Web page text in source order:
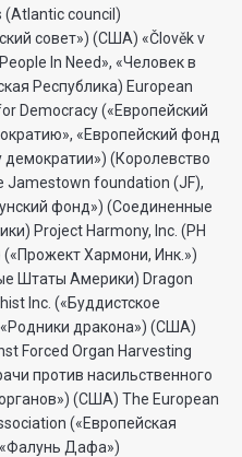
(Atlantic council)
совет») (США) «Člověk v
In Need», «Человек в
Республика) European
Democracy («Европейский
«Европейский фонд
(Королевство
Jamestown foundation (JF),
фонд») (Соединенные
Project Harmony, Inc. (PH
(«Прожект Хармони, Инк.»)
Штаты Америки) Dragon
Inc. («Буддистское
дракона») (США)
Forced Organ Harvesting
против насильственного
(США) The European
(«Европейская
Дафа»)